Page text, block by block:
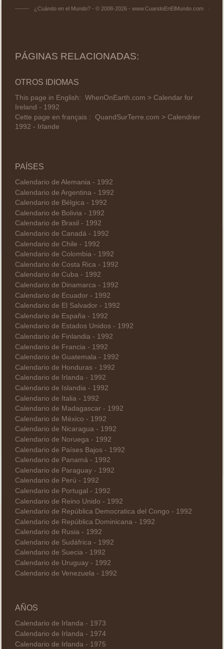
¿Cuándo en el Mundo? - © 2008-2026 - www.CuandoEnElMundo.com
PÁGINAS RELACIONADAS:
OTROS IDIOMAS
This page in English: WhenOnEarth.com > Calendar for
Ireland - 1992
Cette page en français : QuandSurTerre.com > Calendrier
1992 - Irlande
PAÍSES
Calendario de Alemania - 1992
Calendario de Argentina - 1992
Calendario de Bélgica - 1992
Calendario de Bolivia - 1992
Calendario de Brasil - 1992
Calendario de Canadá - 1992
Calendario de Chile - 1992
Calendario de Colombia - 1992
Calendario de Costa Rica - 1992
Calendario de Cuba - 1992
Calendario de Dinamarca - 1992
Calendario de Ecuador - 1992
Calendario de El Salvador - 1992
Calendario de España - 1992
Calendario de Estados Unidos - 1992
Calendario de Finlandia - 1992
Calendario de Francia - 1992
Calendario de Guatemala - 1992
Calendario de Honduras - 1992
Calendario de Irlanda - 1992
Calendario de Islandia - 1992
Calendario de Italia - 1992
Calendario de Madagascar - 1992
Calendario de México - 1992
Calendario de Nicaragua - 1992
Calendario de Noruega - 1992
Calendario de Países Bajos - 1992
Calendario de Panamá - 1992
Calendario de Paraguay - 1992
Calendario de Perú - 1992
Calendario de Portugal - 1992
Calendario de Reino Unido - 1992
Calendario de República Democratica del Congo - 1992
Calendario de República Dominicana - 1992
Calendario de Rusia - 1992
Calendario de Sudáfrica - 1992
Calendario de Suecia - 1992
Calendario de Uruguay - 1992
Calendario de Venezuela - 1992
AÑOS
Calendario de Irlanda - 1973
Calendario de Irlanda - 1974
Calendario de Irlanda - 1975